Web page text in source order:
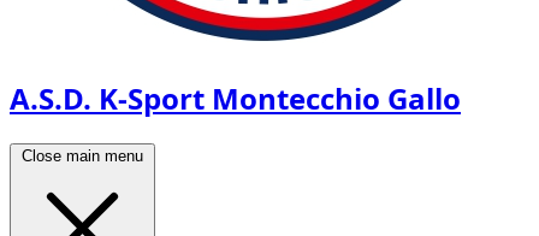
A.S.D. K-Sport Montecchio Gallo
Close main menu